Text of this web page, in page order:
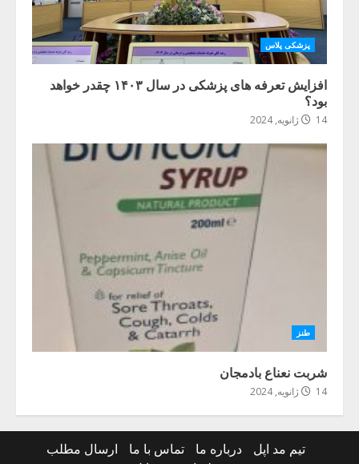
پزشکی پلاس
افزایش تعرفه های پزشکی در سال ۱۴۰۳ چقدر خواهد
بود؟
14 ژانویه, 2024
طنز
شربت نعناع بادمجان
14 ژانویه, 2024
تیم مد اپل درباره ما تماس با ما
ارسال مطلب